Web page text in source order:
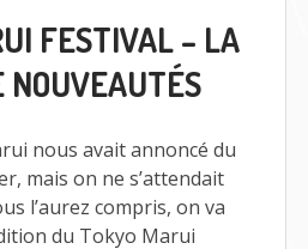
MARUI
FESTIVAL
–
LA
DE
NOUVEAUTÉS
FESTIVAL – LA
NOUVEAUTÉS
nous avait annoncé du
mais on ne s’attendait
l’aurez compris, on va
du Tokyo Marui